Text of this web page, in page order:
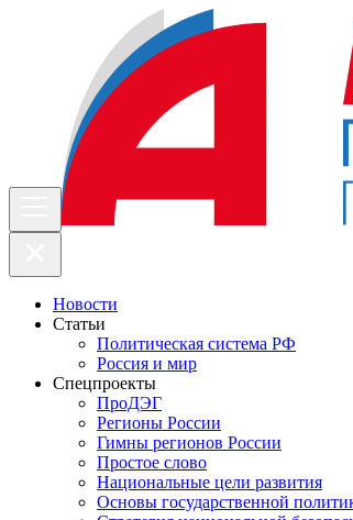
Новости
Статьи
Политическая система РФ
Россия и мир
Спецпроекты
ПроДЭГ
Регионы России
Гимны регионов России
Простое слово
Национальные цели развития
Основы государственной